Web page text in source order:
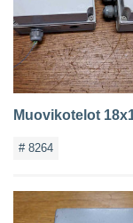
Muovikotelot
# 8264